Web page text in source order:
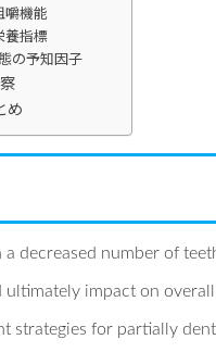
嚼機能
養指標
の予知因子
め
a decreased number of
ultimately impact on
strategies for partially